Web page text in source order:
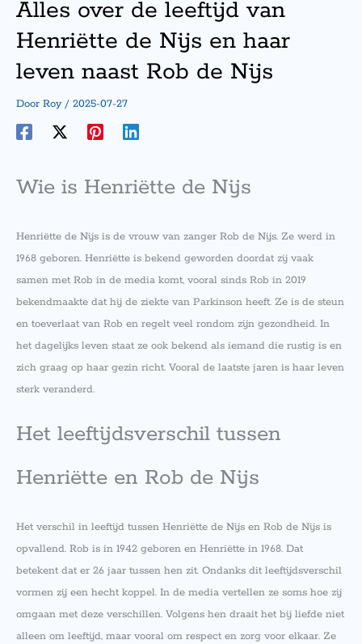
Alles over de leeftijd van
Henriëtte de Nijs en haar
leven naast Rob de Nijs
Door Roy/ 2025-07-27
Wie is Henriëtte de Nijs
Henriëtte de Nijs is de vrouw van zanger Rob de Nijs. Ze werd in
1968 geboren. Henriëtte is bekend geworden doordat zij vaak
samen met Rob in de media komt, vooral sinds Rob in 2019
bekendmaakte dat hij de ziekte van Parkinson heeft. Ze is de steun
en toeverlaat van Rob en regelt veel rondom zijn gezondheid. In
het dagelijks leven staat ze ook bekend als iemand die rustig is en
zich graag op haar gezin richt. Vooral de laatste jaren is haar leven
sterk veranderd.
Het leeftijdsverschil tussen
Henriëtte en Rob de Nijs
Het verschil in leeftijd tussen Henriëtte de Nijs en Rob de Nijs is
opvallend. Rob is in 1942 geboren en Henriëtte in 1968. Dat
betekent dat er 26 jaar tussen hen zit. Ondanks dit leeftijdsverschil
vormen zij een hecht koppel. In de media vertellen ze soms hoe zij
omgaan met deze verschillen. Volgens hen draait het bij liefde niet
alleen om leeftijd, maar vooral om respect en zorg voor elkaar. Ze